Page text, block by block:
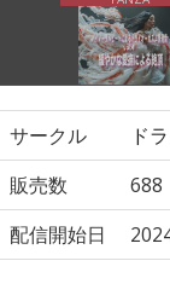
サークル
ド
販売数
688
配信開始日